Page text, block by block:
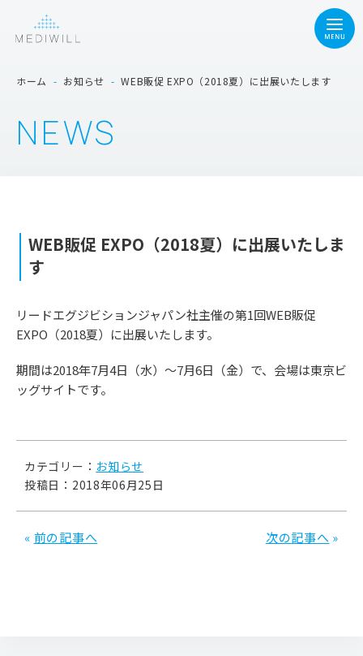
ホーム - お知らせ - WEB販促 EXPO（2018夏）に出展いたします
NEWS
WEB販促 EXPO（2018夏）に出展いたしま
す
リードエグジビションジャパン社主催の第1回WEB販促
EXPO（2018夏）に出展いたします。
期間は2018年7月4日（水）～7月6日（金）で、会場は東京ビ
ッグサイトです。
カテゴリー： お知らせ
投稿日：2018年06月25日
« 前の記事へ 次の記事へ »